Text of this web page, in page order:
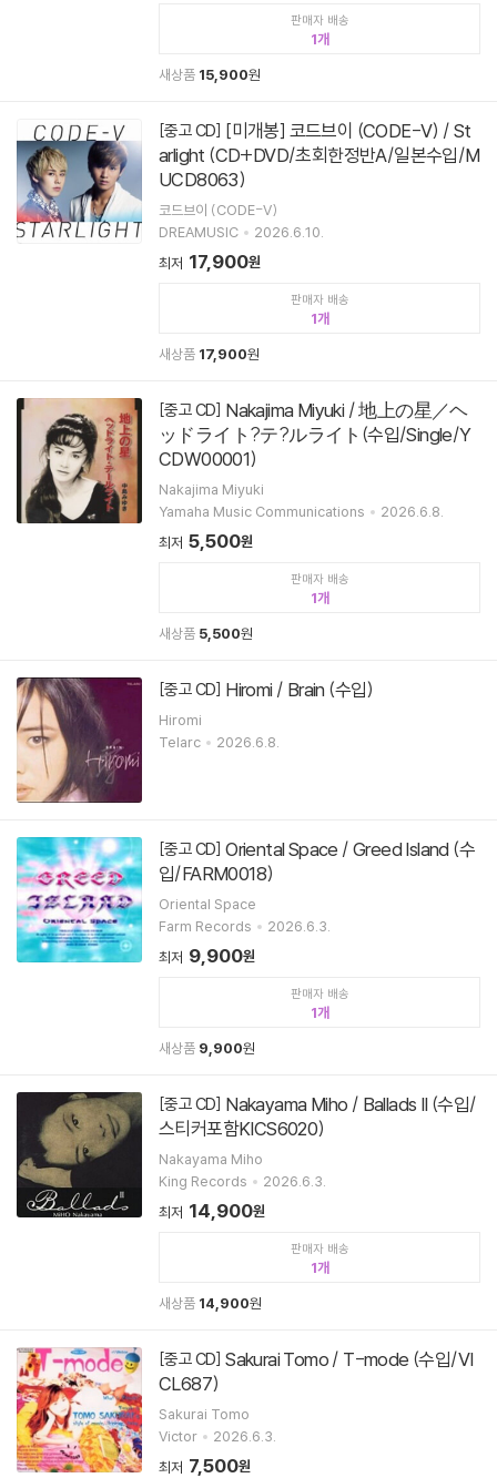
판매자 배송
1
새상품 15,900원
[중고 CD]
arlight (CD+DVD/초회한정반A/일본수입/M
UCD8063)
코드브이 (CODE-V)
DREAMUSIC
2026.6.10.
최저 17,900원
판매자 배송
1
새상품 17,900원
[중고 CD]
ッドライト?テ?ルライト(수입/Single/Y
CDW00001)
Nakajima Miyuki
Yamaha Music Communications
2026.6.8.
최저 5,500원
판매자 배송
1
새상품 5,500원
[중고 CD] Hiromi / Brain (수입)
Hiromi
Telarc
2026.6.8.
[중고 CD] Oriental Space / Greed Island (수
입/FARM0018)
Oriental Space
Farm Records
2026.6.3.
최저 9,900원
판매자 배송
1
새상품 9,900원
[중고 CD]
스티커포함KICS6020)
Nakayama Miho
King Records
2026.6.3.
최저 14,900원
판매자 배송
1
새상품 14,900원
[중고 CD] Sakurai Tomo / T-mode (수입/VI
CL687)
Sakurai Tomo
Victor
2026.6.3.
최저 7,500원